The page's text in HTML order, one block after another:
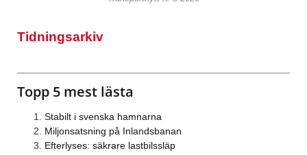
Tidningsarkiv
Topp 5 mest lästa
Stabilt i svenska hamnarna
Miljonsatsning på Inlandsbanan
Efterlyses: säkrare lastbilssläp